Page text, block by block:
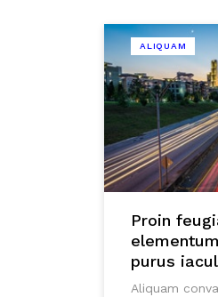
ALIQUAM
Proin
purus
Aliquam